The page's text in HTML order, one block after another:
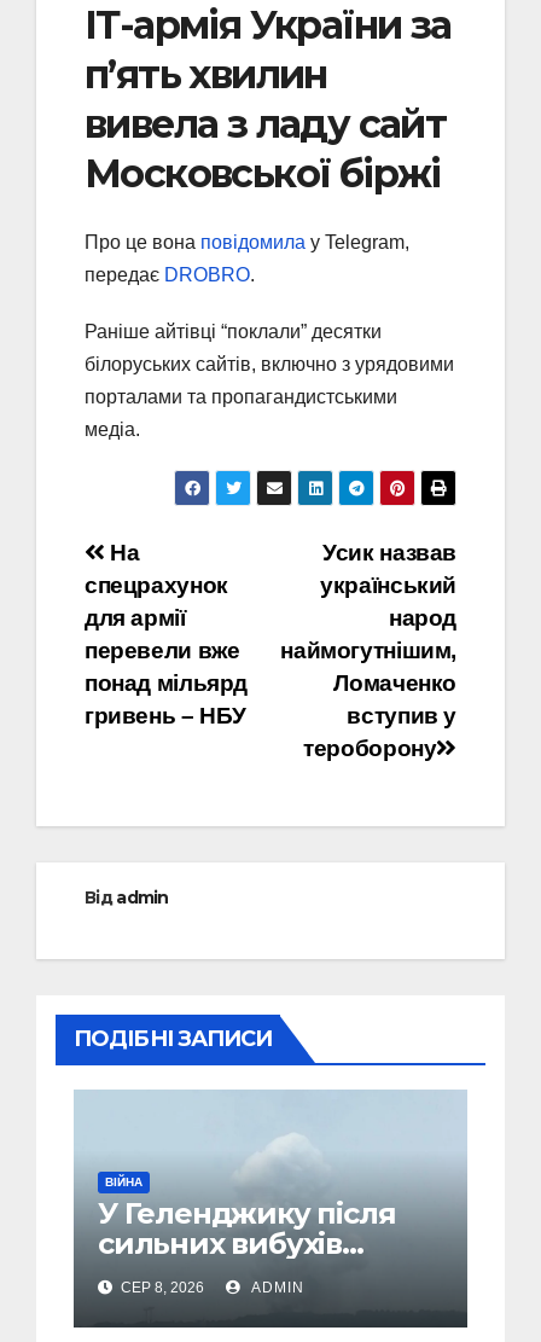
ІТ-армія України за
п’ять хвилин
вивела з ладу сайт
Московської біржі
Про це вона повідомила у Telegram,
передає DROBRO.
Раніше айтівці “поклали” десятки
білоруських сайтів, включно з урядовими
порталами та пропагандистськими
медіа.
Навігація
записів
Усик назвав
український
народ
наймогутнішим,
Ломаченко
вступив у
тероборону
На
спецрахунок
для армії
перевели вже
понад мільярд
гривень – НБУ
Відadmin
ПОДІБНІ ЗАПИСИ
ВІЙНА
У Геленджику після
сильних вибухів
почалася масова
евакуація
СЕР 8, 2026 ADMIN